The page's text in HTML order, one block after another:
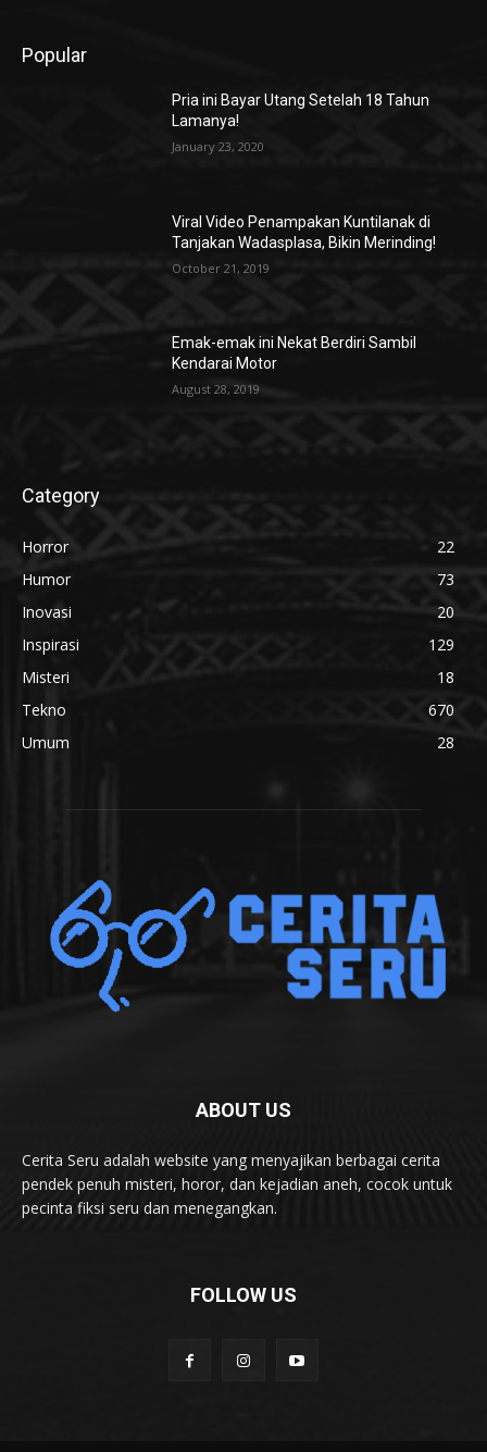
Popular
Pria ini Bayar Utang Setelah 18 Tahun
Lamanya!
January 23, 2020
Viral Video Penampakan Kuntilanak di
Tanjakan Wadasplasa, Bikin Merinding!
October 21, 2019
Emak-emak ini Nekat Berdiri Sambil
Kendarai Motor
August 28, 2019
Category
Horror
22
Humor
73
Inovasi
20
Inspirasi
129
Misteri
18
Tekno
670
Umum
28
ABOUT US
Cerita Seru adalah website yang menyajikan berbagai cerita
pendek penuh misteri, horor, dan kejadian aneh, cocok untuk
pecinta fiksi seru dan menegangkan.
FOLLOW US